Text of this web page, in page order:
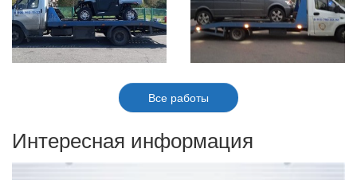
Все работы
Интересная информация